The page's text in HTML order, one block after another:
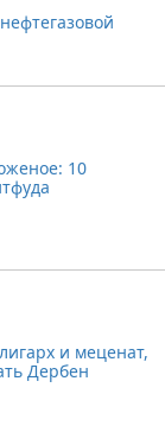
10
и меценат,
Дербен